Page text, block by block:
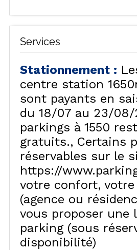
Services
Stationnement :
centre station
sont payants en
du 18/07 au 23/
parkings à 1550
gratuits.
Certains
réservables sur le
https://
votre confort, votre
(agence ou
vous proposer une
parking (sous
disponibilité)